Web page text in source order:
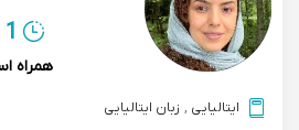
1 سال
همراه
ایتالیایی , زبان ایتالیایی